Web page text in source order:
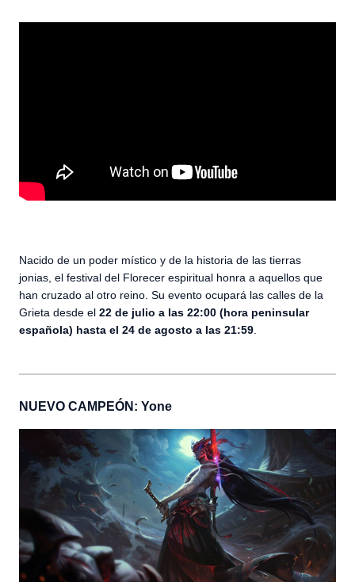
Nacido de un poder místico y de la historia de las tierras
jonias, el festival del Florecer espiritual honra a aquellos que
han cruzado al otro reino. Su evento ocupará las calles de la
Grieta desde el 22 de julio a las 22:00 (hora peninsular
española) hasta el 24 de agosto a las 21:59
NUEVO CAMPEÓN: Yone